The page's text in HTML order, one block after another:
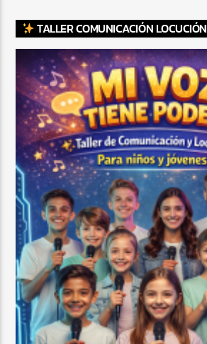
TALLER COMUNICACIÓN LOCUCIÓN